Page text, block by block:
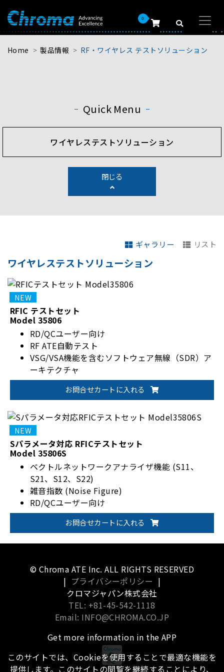
0
Home 製品情報 RF・ワイヤレス テストソリューション
Quick Menu
ワイヤレステストソリューション
閉じる
ギャラリー リスト
ワイヤレステストソリューション
RFIC テストセット
Model 35806
RD/QCユーザー向け
RF ATE自動テスト
VSG/VSA機能を含むソフトウェア無線（SDR）ア
ーキテクチャ
6GHzの周波数レンジ
お問合せカートに入れる
Sパラメータ対応 RFICテストセット
Model 35806S
ベクトルネットワークアナライザ機能 (S11、
S21、S12、S22)
雑音指数 (Noise Figure)
RD/QCユーザー向け
RF ATE自動テスト
VSG/VSA機能を含むソフトウェア無線（SDR）ア
お問合せカートに入れる
© Chroma ATE Inc. ALL RIGHTS RESERVED
| プライバシーポリシー |
クロマジャパン株式会社
TEL: +81-45-542-1118
Email: INFO@CHROMA.CO.JP
Get more information in the APP
このサイトでは、Cookieを使用することで最適な機能を
提供します。このサイトの閲覧を継続することにより、